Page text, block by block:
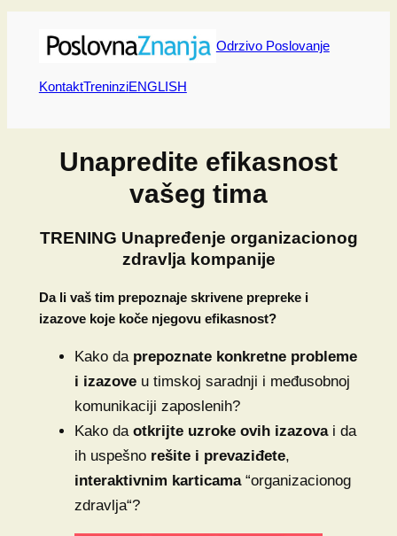
Skip
content
Odrzivo Poslovanje
KontaktTreninziENGLISH
Unapredite efikasnost
vašeg tima
TRENING Unapređenje organizacionog
zdravlja kompanije
Da li vaš tim prepoznaje skrivene prepreke i
izazove koje koče njegovu efikasnost?
Kako da prepoznate konkretne probleme
i izazoveu timskoj saradnji i međusobnoj
komunikaciji zaposlenih?
Kako da otkrijte uzroke ovih izazovai da
ih uspešno rešite i prevaziđete,
interaktivnim karticama“organizacionog
zdravlja“?